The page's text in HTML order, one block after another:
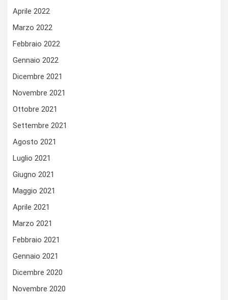
Aprile 2022
Marzo 2022
Febbraio 2022
Gennaio 2022
Dicembre 2021
Novembre 2021
Ottobre 2021
Settembre 2021
Agosto 2021
Luglio 2021
Giugno 2021
Maggio 2021
Aprile 2021
Marzo 2021
Febbraio 2021
Gennaio 2021
Dicembre 2020
Novembre 2020